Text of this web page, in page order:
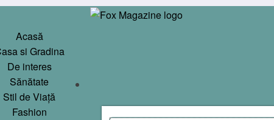
Acasă
si Gradina
De interes
Sănătate
Stil de Viață
Fashion